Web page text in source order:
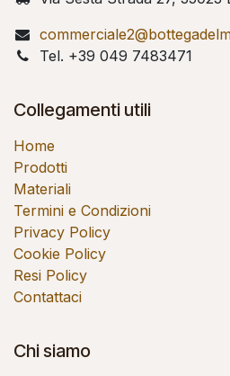
Tel. +39 049 7483471
Collegamenti utili
Home
Prodotti
Materiali
Termini e Condizioni
Privacy Policy
Cookie Policy
Resi Policy
Contattaci
Chi siamo